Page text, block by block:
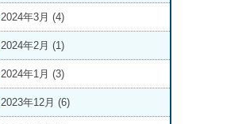
2024年3月 (4)
2024年2月 (1)
2024年1月 (3)
2023年12月 (6)